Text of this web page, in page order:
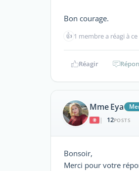
Bon courage.
👍 1 membre a réagi à
Réagir
Mme Eya
|
12POSTS
Bonsoir,
Merci pour votre